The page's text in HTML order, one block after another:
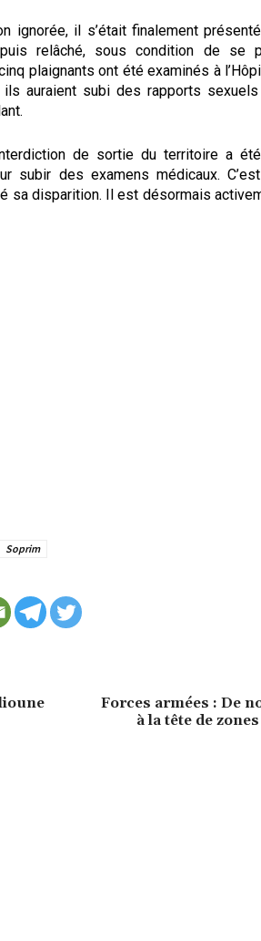
ignorée, il s’était finalement
relâché, sous condition de se
plaignants ont été examinés à
auraient subi des rapports sexuels
de sortie du territoire a
subir des examens médicaux.
sa disparition. Il est désormais
Soprim
Forces armées : De
à la tête de